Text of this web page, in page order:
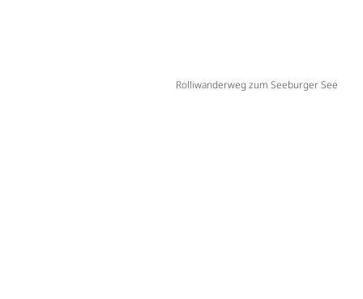
Rolliwanderweg zum Seeburger See